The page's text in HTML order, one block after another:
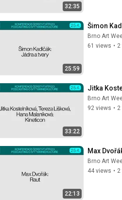
32:35
25:59
Šimon
Brno Art
61 views • 2
33:22
Jitka
Brno Art
92 views • 2
22:13
Max
Brno Art
44 views • 2